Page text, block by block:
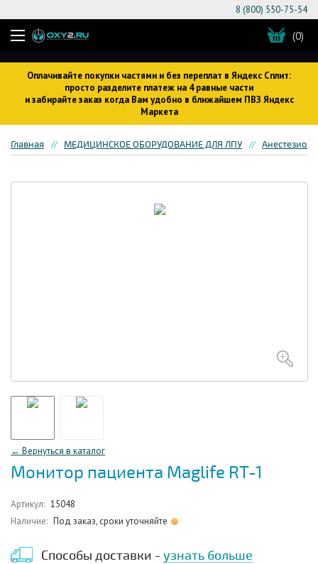
Оплачивайте покупки частями и без переплат в Яндекс Сплит:
просто разделите платеж на 4 равные части
и забирайте заказ когда Вам удобно в ближайшем ПВЗ Яндекс
Маркета
8 (800) 550-75-54
(0)
Главная МЕДИЦИНСКОЕ ОБОРУДОВАНИЕ ДЛЯ ЛПУ
← Вернуться в каталог
Монитор пациента Maglife RT-1
Артикул: 15048
Наличие: Под заказ, сроки уточняйте
Способы доставки - узнать больше